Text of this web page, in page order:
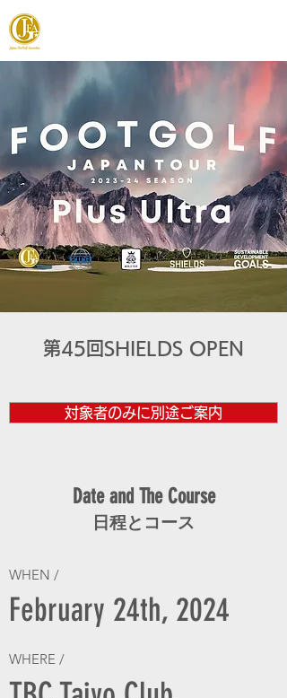
第45回SHIELDS OPEN
対象者のみに別途ご案内
Date and The Course
日程とコース
WHEN /
February 24th, 2024
WHERE /